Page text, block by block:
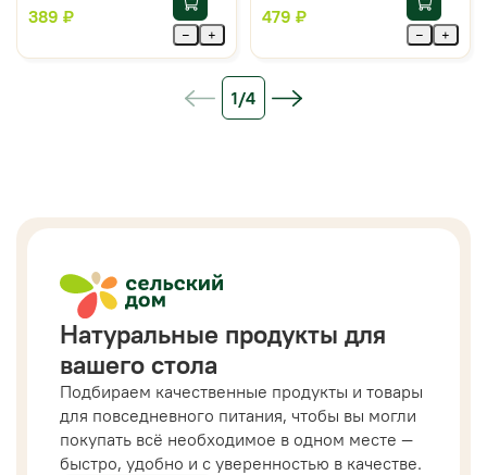
389 ₽
− +
479 ₽
− +
1/4
Натуральные продукты для
вашего стола
Подбираем качественные продукты и товары
для повседневного питания, чтобы вы могли
покупать всё необходимое в одном месте —
быстро, удобно и с уверенностью в качестве.